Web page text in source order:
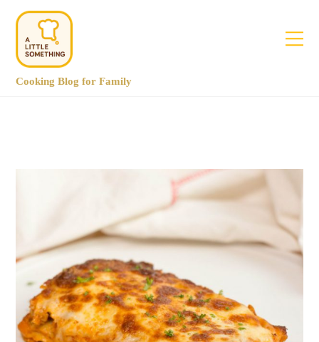
Cooking Blog for Family